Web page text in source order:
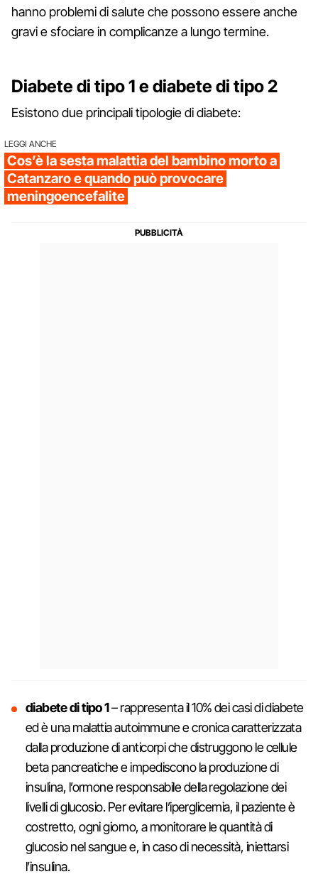
hanno problemi di salute che possono essere anche
gravi e sfociare in complicanze a lungo termine.
Diabete di tipo 1 e diabete di tipo 2
Esistono due principali tipologie di diabete:
LEGGI ANCHE
Cos’è la sesta malattia del bambino morto a
Catanzaro e quando può provocare
meningoencefalite
diabete di tipo 1– rappresenta il 10% dei casi di diabete
ed è una malattia autoimmune e cronica caratterizzata
dalla produzione di anticorpi che distruggono le cellule
beta pancreatiche e impediscono la produzione di
insulina, l’ormone responsabile della regolazione dei
livelli di glucosio. Per evitare l’iperglicemia, il paziente è
costretto, ogni giorno, a monitorare le quantità di
glucosio nel sangue e, in caso di necessità, iniettarsi
l’insulina.